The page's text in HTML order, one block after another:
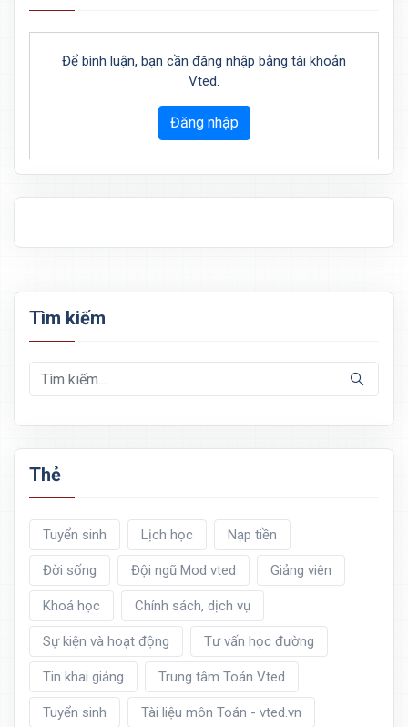
Để bình luận, bạn cần đăng nhập bằng tài khoản
Vted.
Đăng nhập
Tìm kiếm
Thẻ
Tuyển sinh Lịch học Nạp tiền
Đời sống Đội ngũ Mod vted Giảng viên
Khoá học Chính sách, dịch vụ
Sự kiện và hoạt động Tư vấn học đường
Tin khai giảng Trung tâm Toán Vted
Tuyển sinh Tài liệu môn Toán - vted.vn